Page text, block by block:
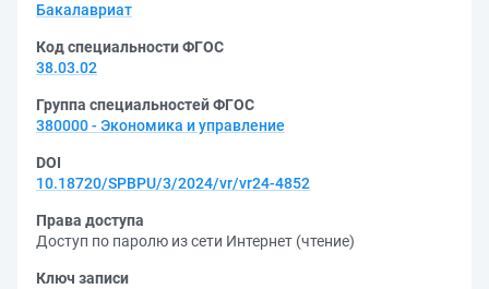
Бакалавриат
Код специальности ФГОС
38.03.02
Группа специальностей ФГОС
380000 - Экономика и управление
DOI
10.18720/SPBPU/3/2024/vr/vr24-4852
Права доступа
Доступ по паролю из сети Интернет (чтение)
Ключ записи